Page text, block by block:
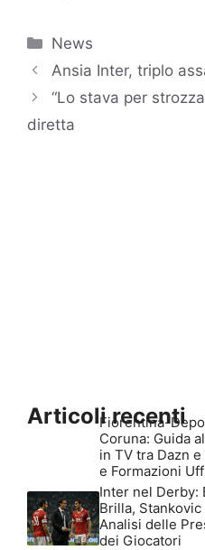
Categorie
News
Ansia Inter, triplo
“Lo stava per
diretta
Articoli recenti
Fiorentina-
Coruna: Guida
in TV tra Dazn e
e Formazioni
Inter nel Derby:
Brilla, Stankovic
Analisi delle
dei Giocatori